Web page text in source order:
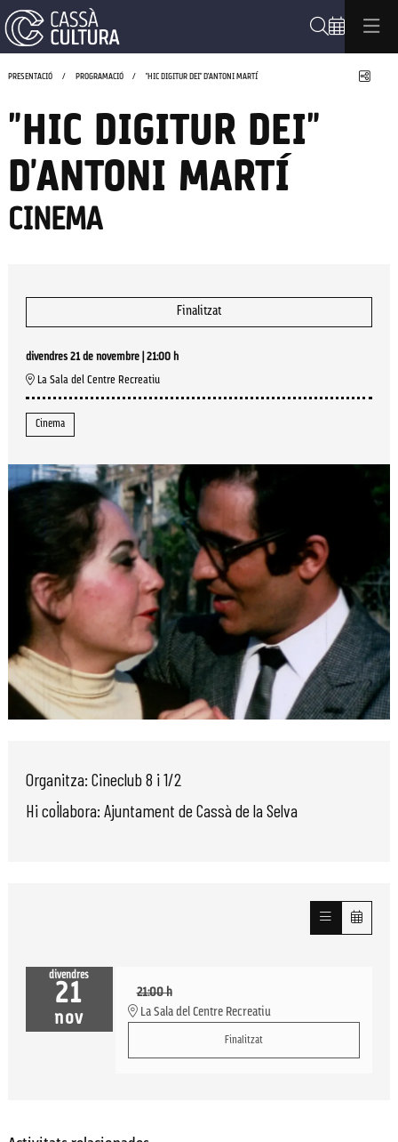
PRESENTACIÓ PROGRAMACIÓ "HIC DIGITUR DEI" D'ANTONI MARTÍ
"HIC DIGITUR DEI"
D'ANTONI MARTÍ
CINEMA
Finalitzat
divendres 21 de novembre
21:00 h
La Sala del Centre Recreatiu
Cinema
Organitza: Cineclub 8 i 1/2
Hi col·labora: Ajuntament de Cassà de la Selva
divendres
21
nov
21:00 h
La Sala del Centre Recreatiu
Finalitzat